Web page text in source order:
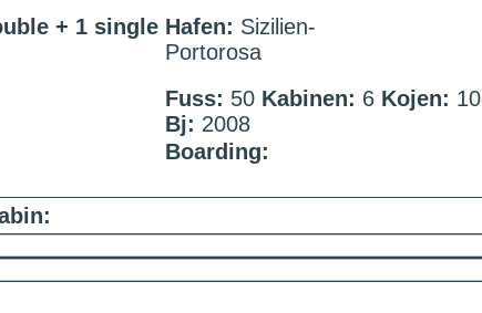
+ 1 single Hafen: Sizilien-
Portorosa
Fuss: 50 Kabinen: 6 Kojen: 10
Bj: 2008
Boarding: